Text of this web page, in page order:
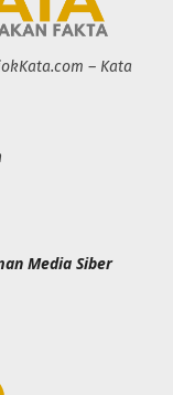
– Kata
Media Siber